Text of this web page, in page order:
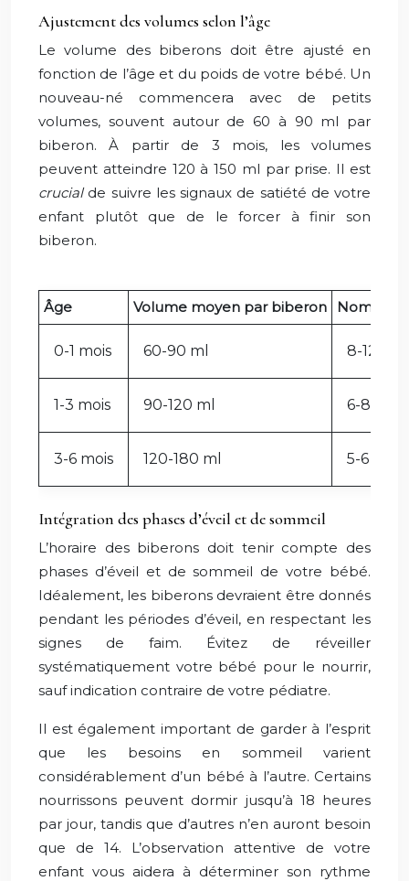
Ajustement des volumes selon l’âge
Le volume des biberons doit être ajusté en
fonction de l’âge et du poids de votre bébé. Un
nouveau-né commencera avec de petits
volumes, souvent autour de 60 à 90 ml par
biberon. À partir de 3 mois, les volumes
peuvent atteindre 120 à 150 ml par prise. Il est
crucial de suivre les signaux de satiété de votre
enfant plutôt que de le forcer à finir son
biberon.
Âge Volume moyen par biberon Nombre
0-1 mois 60-90 ml 8-12
1-3 mois 90-120 ml 6-8
3-6 mois 120-180 ml 5-6
Intégration des phases d’éveil et de sommeil
L’horaire des biberons doit tenir compte des
phases d’éveil et de sommeil de votre bébé.
Idéalement, les biberons devraient être donnés
pendant les périodes d’éveil, en respectant les
signes de faim. Évitez de réveiller
systématiquement votre bébé pour le nourrir,
sauf indication contraire de votre pédiatre.
Il est également important de garder à l’esprit
que les besoins en sommeil varient
considérablement d’un bébé à l’autre. Certains
nourrissons peuvent dormir jusqu’à 18 heures
par jour, tandis que d’autres n’en auront besoin
que de 14. L’observation attentive de votre
enfant vous aidera à déterminer son rythme